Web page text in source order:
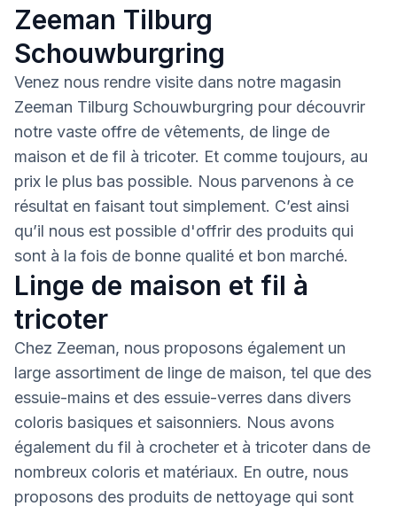
Zeeman Tilburg
Schouwburgring
Venez nous rendre visite dans notre magasin
Zeeman Tilburg Schouwburgring pour découvrir
notre vaste offre de vêtements, de linge de
maison et de fil à tricoter. Et comme toujours, au
prix le plus bas possible. Nous parvenons à ce
résultat en faisant tout simplement. C’est ainsi
qu’il nous est possible d'offrir des produits qui
sont à la fois de bonne qualité et bon marché.
Linge de maison et fil à
tricoter
Chez Zeeman, nous proposons également un
large assortiment de linge de maison, tel que des
essuie-mains et des essuie-verres dans divers
coloris basiques et saisonniers. Nous avons
également du fil à crocheter et à tricoter dans de
nombreux coloris et matériaux. En outre, nous
proposons des produits de nettoyage qui sont